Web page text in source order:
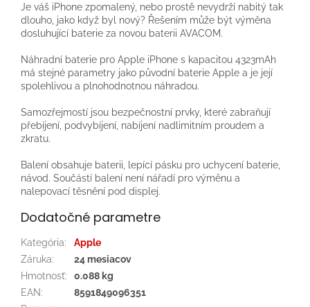
Je váš iPhone zpomalený, nebo prostě nevydrží nabitý tak
dlouho, jako když byl nový? Řešením může být výměna
dosluhující baterie za novou baterii AVACOM.
Náhradní baterie pro Apple iPhone s kapacitou 4323mAh
má stejné parametry jako původní baterie Apple a je její
spolehlivou a plnohodnotnou náhradou.
Samozřejmostí jsou bezpečnostní prvky, které zabraňují
přebíjení, podvybíjení, nabíjení nadlimitním proudem a
zkratu.
Balení obsahuje baterii, lepící pásku pro uchycení baterie,
návod. Součástí balení není nářadí pro výměnu a
nalepovací těsnění pod displej.
Dodatočné parametre
Kategória:
Apple
Záruka:
24 mesiacov
Hmotnosť:
0.088 kg
EAN:
8591849096351